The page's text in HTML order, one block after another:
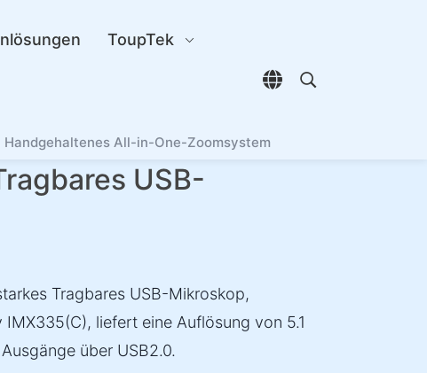
ToupTek
Sprachauswahl
Open search
Handgehaltenes All-in-One-Zoomsystem
USB-
Tragbares USB-Mikroskop,
liefert eine Auflösung von 5.1
über USB2.0.